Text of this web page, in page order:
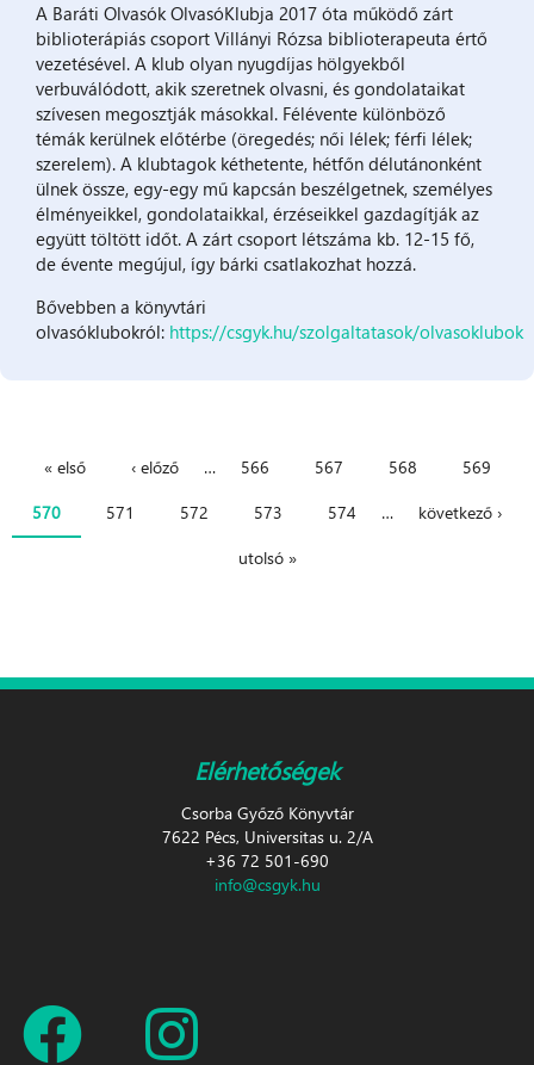
A Baráti Olvasók OlvasóKlubja 2017 óta működő zárt
biblioterápiás csoport Villányi Rózsa biblioterapeuta értő
vezetésével. A klub olyan nyugdíjas hölgyekből
verbuválódott, akik szeretnek olvasni, és gondolataikat
szívesen megosztják másokkal. Félévente különböző
témák kerülnek előtérbe (öregedés; női lélek; férfi lélek;
szerelem). A klubtagok kéthetente, hétfőn délutánonként
ülnek össze, egy-egy mű kapcsán beszélgetnek, személyes
élményeikkel, gondolataikkal, érzéseikkel gazdagítják az
együtt töltött időt. A zárt csoport létszáma kb. 12-15 fő,
de évente megújul, így bárki csatlakozhat hozzá.
Bővebben a könyvtári
olvasóklubokról: https://csgyk.hu/szolgaltatasok/olvasoklubok
« első ‹ előző … 566 567 568
569
570
571 572 573 574 …
következő ›
utolsó »
Elérhetőségek
Csorba Győző Könyvtár
7622 Pécs, Universitas u. 2/A
+36 72 501-690
info@csgyk.hu